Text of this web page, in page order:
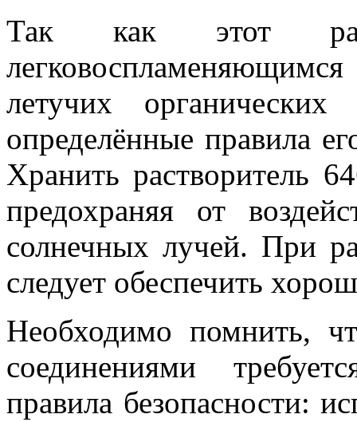
Так как этот
летучих
определённые правила
Хранить растворитель
предохраняя от
солнечных лучей. При
следует обеспечить
Необходимо помнить,
соединениями
правила безопасности: